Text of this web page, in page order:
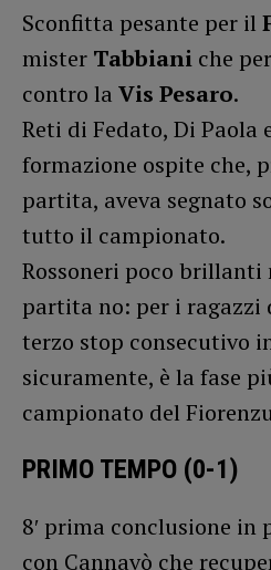
Sconfitta pesante per il
mister Tabbiani che
contro la Vis Pesaro.
Reti di Fedato, Di Paola
formazione ospite che,
partita, aveva segnato
tutto il campionato.
Rossoneri poco brillanti
partita no: per i
terzo stop consecutivo
sicuramente, è la fase
campionato del
PRIMO TEMPO (0-1)
8′ prima conclusione
con Cannavò che